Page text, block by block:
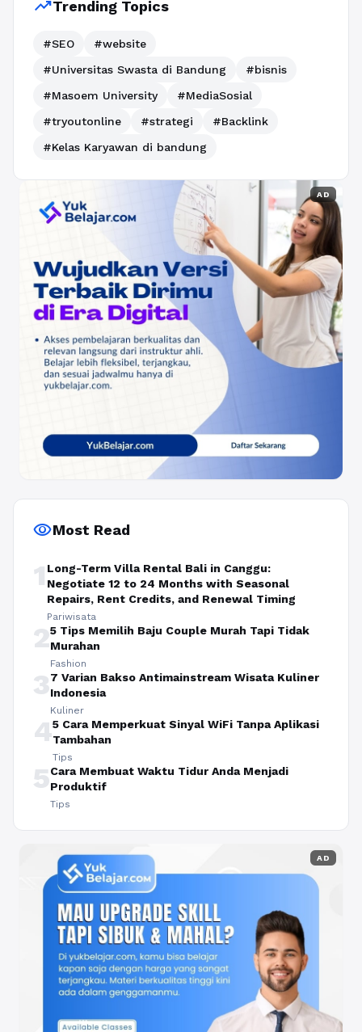
trending_upTrending Topics
#SEO
#website
#Universitas Swasta di Bandung
#bisnis
#Masoem University
#MediaSosial
#tryoutonline
#strategi
#Backlink
#Kelas Karyawan di bandung
AD
visibilityMost Read
1 Long-Term Villa Rental Bali in Canggu:
Negotiate 12 to 24 Months with Seasonal
Repairs, Rent Credits, and Renewal Timing
Pariwisata
25 Tips Memilih Baju Couple Murah Tapi Tidak
Murahan
Fashion
37 Varian Bakso Antimainstream Wisata Kuliner
Indonesia
Kuliner
45 Cara Memperkuat Sinyal WiFi Tanpa Aplikasi
Tambahan
Tips
5Cara Membuat Waktu Tidur Anda Menjadi
Produktif
Tips
AD